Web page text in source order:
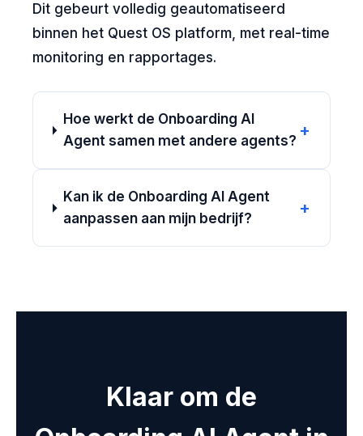
Dit gebeurt volledig geautomatiseerd
binnen het Quest OS platform, met real-time
monitoring en rapportages.
Hoe werkt de Onboarding AI
Agent samen met andere agents?
+
Kan ik de Onboarding AI Agent
aanpassen aan mijn bedrijf?
+
Klaar om de